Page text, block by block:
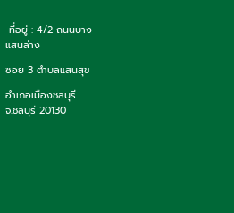
ที่อยู่ : 4/2 ถนนบาง
แสนล่าง
ซอย 3 ตำบลแสนสุข
อำเภอเมืองชลบุรี
จ.ชลบุรี 20130